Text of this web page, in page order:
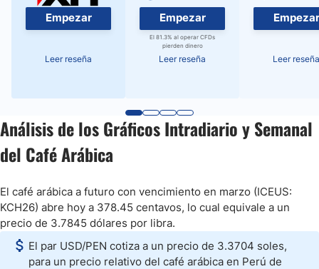
Empezar
Leer reseña
Empezar
El 81.3% al operar CFDs
pierden dinero
Leer reseña
Empezar
Leer reseña
Análisis de los Gráficos Intradiario y Semanal
del Café Arábica
El café arábica a futuro con vencimiento en marzo (ICEUS:
KCH26) abre hoy a 378.45 centavos, lo cual equivale a un
precio de 3.7845 dólares por libra.
El par USD/PEN cotiza a un precio de 3.3704 soles,
para un precio relativo del café arábica en Perú de